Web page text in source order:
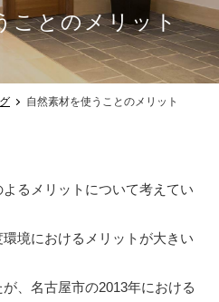
ことのメリット
自然素材を使うことのメリット
るメリットについて考えてい
境におけるメリットが大きい
、名古屋市の2013年における